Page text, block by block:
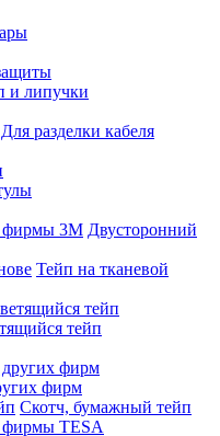
и липучки
Для разделки кабеля
Двусторонний
Тейп на тканевой
тейп
фирм
Скотч, бумажный тейп